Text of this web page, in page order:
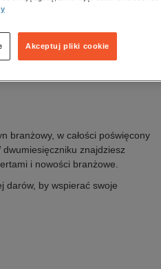
branżowy, w całości poświęcony
dwumiesięczniku znajdziesz
i nowości branżowe.
darów, by wspierać swoje
Akceptuj pliki cookie